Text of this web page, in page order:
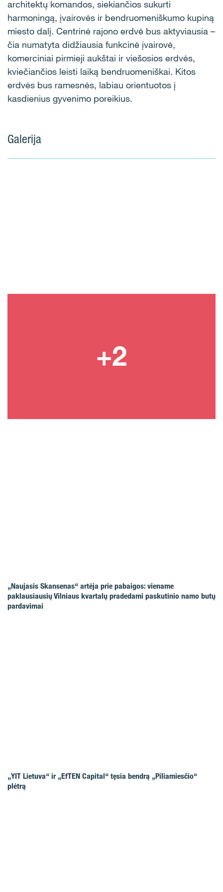
architektų komandos, siekiančios sukurti
harmoningą, įvairovės ir bendruomeniškumo kupiną
miesto dalį. Centrinė rajono erdvė bus aktyviausia –
čia numatyta didžiausia funkcinė įvairovė,
komerciniai pirmieji aukštai ir viešosios erdvės,
kviečiančios leisti laiką bendruomeniškai. Kitos
erdvės bus ramesnės, labiau orientuotos į
kasdienius gyvenimo poreikius.
Galerija
„Naujasis Skansenas“ artėja prie pabaigos: viename
paklausiausių Vilniaus kvartalų pradedami paskutinio namo butų
pardavimai
„YIT Lietuva“ ir „EfTEN Capital“ tęsia bendrą „Piliamiesčio“
plėtrą